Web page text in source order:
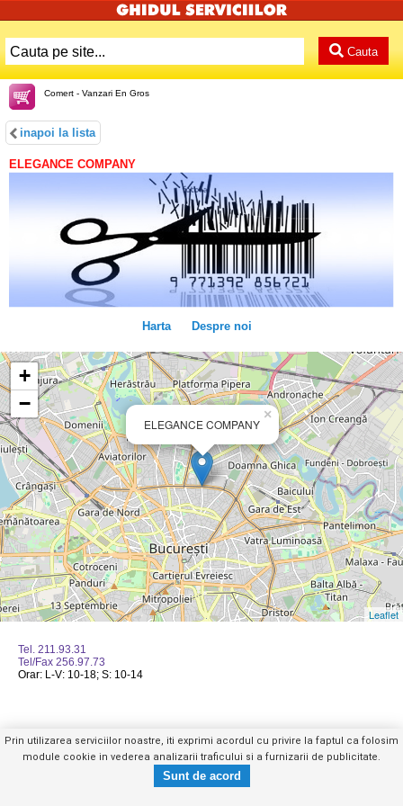
Cauta
Comert - Vanzari En Gros
inapoi la lista
ELEGANCE COMPANY
Harta Despre noi
ELEGANCE COMPANY
×
+
−
Leaflet
Tel. 211.93.31
Tel/Fax 256.97.73
Orar: L-V: 10-18; S: 10-14
Trimite mesaj privat
Mobil Web |
Anuntul Telefonic
Copyright © GHIDUL SERVICIILOR 2026
Prin utilizarea serviciilor noastre, iti exprimi acordul cu privire la faptul ca folosim
module cookie in vederea analizarii traficului si a furnizarii de publicitate.